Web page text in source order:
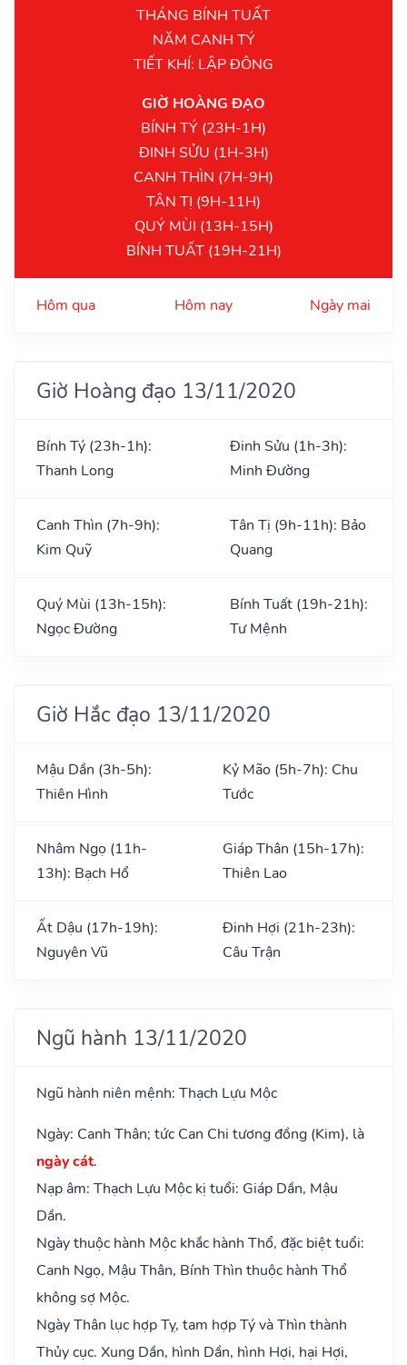
THÁNG BÍNH TUẤT
NĂM CANH TÝ
TIẾT KHÍ: LẬP ĐÔNG
GIỜ HOÀNG ĐẠO
BÍNH TÝ (23H-1H)
ĐINH SỬU (1H-3H)
CANH THÌN (7H-9H)
TÂN TỊ (9H-11H)
QUÝ MÙI (13H-15H)
BÍNH TUẤT (19H-21H)
Hôm qua Hôm nay Ngày mai
Giờ Hoàng đạo 13/11/2020
Bính Tý (23h-1h):
Thanh Long
Đinh Sửu (1h-3h):
Minh Đường
Canh Thìn (7h-9h):
Kim Quỹ
Tân Tị (9h-11h): Bảo
Quang
Quý Mùi (13h-15h):
Ngọc Đường
Bính Tuất (19h-21h):
Tư Mệnh
Giờ Hắc đạo 13/11/2020
Mậu Dần (3h-5h):
Thiên Hình
Kỷ Mão (5h-7h): Chu
Tước
Nhâm Ngọ (11h-
13h): Bạch Hổ
Giáp Thân (15h-17h):
Thiên Lao
Ất Dậu (17h-19h):
Nguyên Vũ
Đinh Hợi (21h-23h):
Câu Trận
Ngũ hành 13/11/2020
Ngũ hành niên mệnh: Thạch Lựu Mộc
Ngày: Canh Thân; tức Can Chi tương đồng (Kim), là
ngày cát.
Nạp âm: Thạch Lựu Mộc kị tuổi: Giáp Dần, Mậu
Dần.
Ngày thuộc hành Mộc khắc hành Thổ, đặc biệt tuổi:
Canh Ngọ, Mậu Thân, Bính Thìn thuộc hành Thổ
không sợ Mộc.
Ngày Thân lục hợp Tỵ, tam hợp Tý và Thìn thành
Thủy cục. Xung Dần, hình Dần, hình Hợi, hại Hợi,